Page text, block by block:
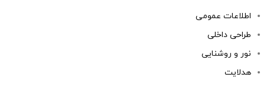
اطلاعات عمومی
طراحی داخلی
نور و روشنایی
هدلایت